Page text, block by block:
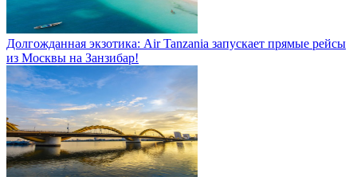
Долгожданная экзотика: Air Tanzania запускает прямые рейсы
из Москвы на Занзибар!